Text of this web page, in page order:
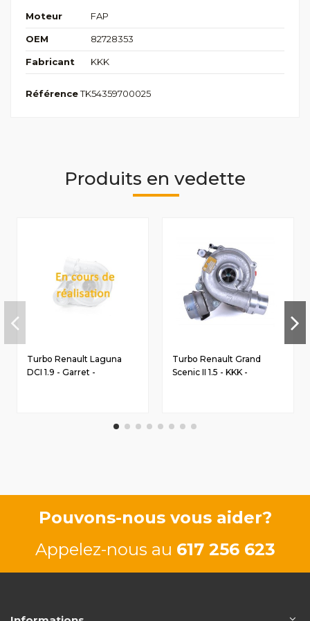
Moteur FAP
OEM 82728353
Fabricant KKK
RéférenceTK54359700025
Produits en vedette
Turbo Renault Laguna
DCI 1.9 - Garret -
Turbo Renault Grand
Scenic II 1.5 - KKK -
Pouvons-nous vous aider?
Appelez-nous au 617 256 623